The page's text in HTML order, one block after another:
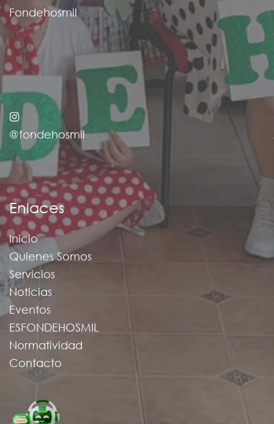
Fondehosmil
@fondehosmil
Enlaces
Inicio
Quienes Somos
Servicios
Noticias
Eventos
ESFONDEHOSMIL
Normatividad
Contacto